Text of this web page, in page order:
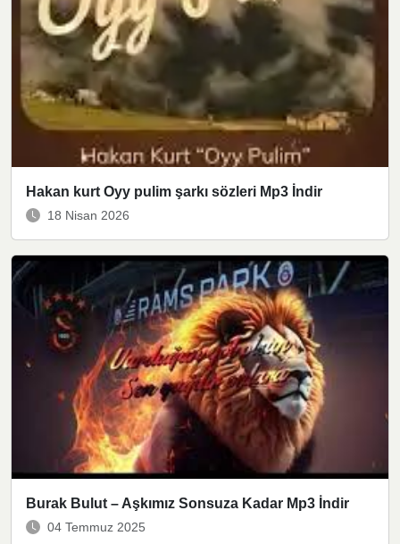
Hakan kurt Oyy pulim şarkı sözleri Mp3 İndir
18 Nisan 2026
Burak Bulut – Aşkımız Sonsuza Kadar Mp3 İndir
04 Temmuz 2025